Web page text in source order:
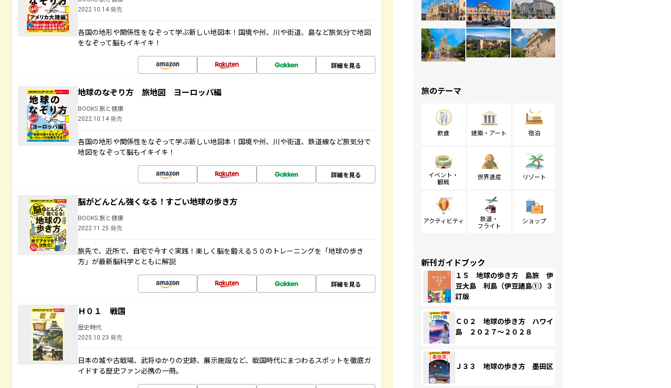
2022.10.14 発売
各国の地形や関係性をなぞって学ぶ新しい地図本！国境や州、川や街道、島など旅気分で地図
をなぞって脳もイキイキ！
詳細を見る
地球のなぞり方 旅地図 ヨーロッパ編
BOOKS 旅と健康
2022.10.14 発売
各国の地形や関係性をなぞって学ぶ新しい地図本！国境や州、川や街道、鉄道線など旅気分で
地図をなぞって脳もイキイキ！
詳細を見る
脳がどんどん強くなる！すごい地球の歩き方
BOOKS 旅と健康
2022.11.25 発売
旅先で、近所で、自宅で今すぐ実践！楽しく脳を鍛える５０のトレーニングを「地球の歩き
方」が最新脳科学とともに解説
詳細を見る
Ｈ０１ 戦国
歴史時代
2025.10.23 発売
日本の城や古戦場、武将ゆかりの史跡、展示施設など、戦国時代にまつわるスポットを徹底ガ
イドする歴史ファン必携の一冊。
旅のテーマ
飲食 建築・アート 宿泊
イベント・
観戦
世界遺産 リゾート
アクティビティ
鉄道・
フライト
ショップ
新刊ガイドブック
１５ 地球の歩き方 島旅 伊
豆大島 利島（伊豆諸島①）３
訂版
Ｃ０２ 地球の歩き方 ハワイ
島 ２０２７～２０２８
Ｊ３３ 地球の歩き方 墨田区